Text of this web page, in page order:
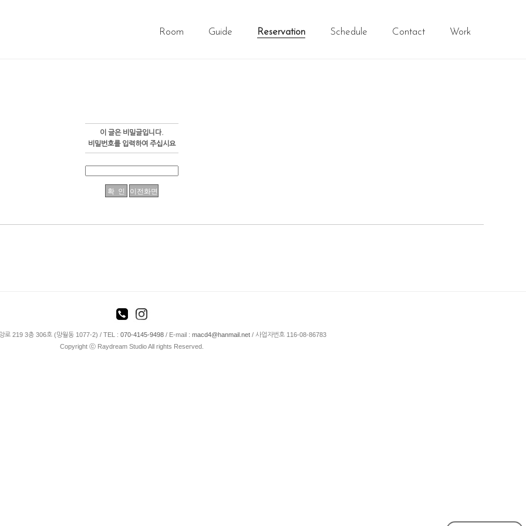
Room Guide Reservation Schedule Contact Work
이 글은 비밀글입니다.
비밀번호를 입력하여 주십시요
로 219 3층 306호 (망월동 1077-2) / TEL : 070-4145-9498 / E-mail : macd4@hanmail.net / 사업자번호 116-08-86783
Copyright ⓒ Raydream Studio All rights Reserved.